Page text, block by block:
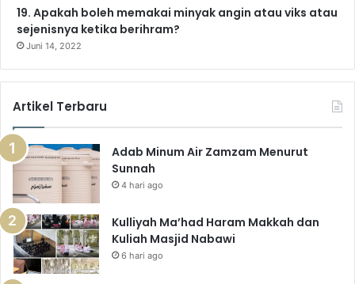
19. Apakah boleh memakai minyak angin atau viks atau
sejenisnya ketika berihram?
Juni 14, 2022
Artikel Terbaru
Adab Minum Air Zamzam Menurut
Sunnah
4 hari ago
Kulliyah Ma’had Haram Makkah dan
Kuliah Masjid Nabawi
6 hari ago